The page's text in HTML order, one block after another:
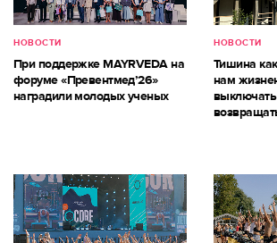
НОВОСТИ
При поддержке MAYRVEDA на
форуме «Превентмед’26»
наградили молодых ученых
НОВОСТИ
Тишина
нам